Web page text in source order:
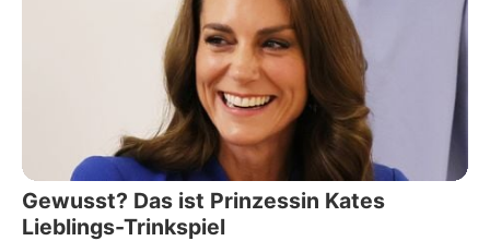
Gewusst? Das ist Prinzessin Kates
Lieblings-Trinkspiel